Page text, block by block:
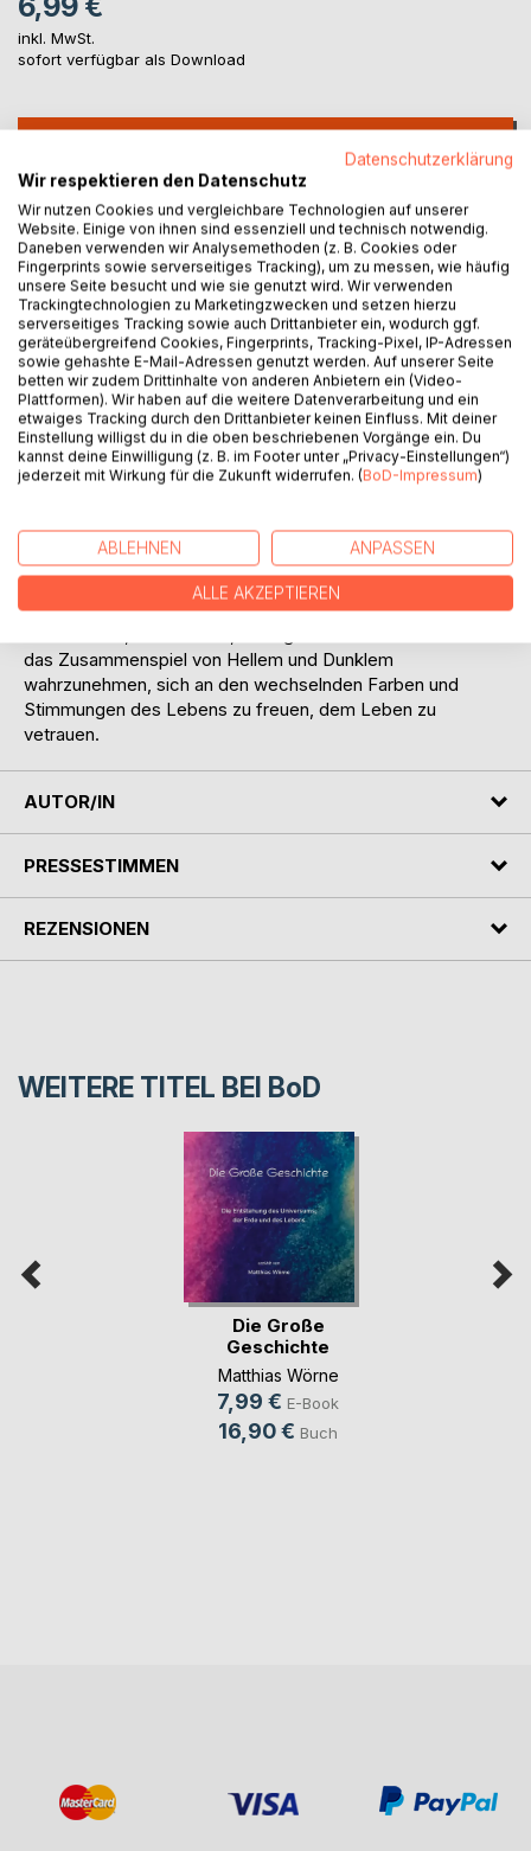
inkl. MwSt.
sofort verfügbar als Download
Auf die Merkliste
Titel bewerten
BESCHREIBUNG
Die Gedichte von Matthias Wörne wecken Bilder beim
Lauf des Jahres, Bilder von seelischem Erleben. Sie sind
inspiriert vom Unterwegssein im heimatlichen Umfeld und
in der weiten Welt, von Geschichten und von
zwischenmenschlicher Begegnung. Und sie laden ein,
das Zusammenspiel von Hellem und Dunklem
wahrzunehmen, sich an den wechselnden Farben und
Stimmungen des Lebens zu freuen, dem Leben zu
vetrauen.
AUTOR/IN
PRESSESTIMMEN
REZENSIONEN
WEITERE TITEL BEI BoD
Die Große
Geschichte
Matthias Wörne
7,99 € E-Book
16,90 € Buch
Datenschutzerklärung
Wir respektieren den Datenschutz
Wir nutzen Cookies und vergleichbare Technologien auf unserer
Website. Einige von ihnen sind essenziell und technisch notwendig.
Daneben verwenden wir Analysemethoden (z. B. Cookies oder
Fingerprints sowie serverseitiges Tracking), um zu messen, wie häufig
unsere Seite besucht und wie sie genutzt wird. Wir verwenden
Trackingtechnologien zu Marketingzwecken und setzen hierzu
serverseitiges Tracking sowie auch Drittanbieter ein, wodurch ggf.
geräteübergreifend Cookies, Fingerprints, Tracking-Pixel, IP-Adressen
sowie gehashte E-Mail-Adressen genutzt werden. Auf unserer Seite
betten wir zudem Drittinhalte von anderen Anbietern ein (Video-
Plattformen). Wir haben auf die weitere Datenverarbeitung und ein
etwaiges Tracking durch den Drittanbieter keinen Einfluss. Mit deiner
Einstellung willigst du in die oben beschriebenen Vorgänge ein. Du
kannst deine Einwilligung (z. B. im Footer unter „Privacy-Einstellungen“)
jederzeit mit Wirkung für die Zukunft widerrufen. (BoD-Impressum)
ABLEHNEN ANPASSEN
ALLE AKZEPTIEREN